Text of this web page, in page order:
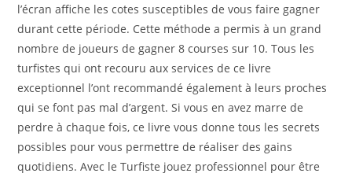
l’écran affiche les cotes susceptibles de vous faire gagner
durant cette période. Cette méthode a permis à un grand
nombre de joueurs de gagner 8 courses sur 10. Tous les
turfistes qui ont recouru aux services de ce livre
exceptionnel l’ont recommandé également à leurs proches
qui se font pas mal d’argent. Si vous en avez marre de
perdre à chaque fois, ce livre vous donne tous les secrets
possibles pour vous permettre de réaliser des gains
quotidiens. Avec le Turfiste jouez professionnel pour être